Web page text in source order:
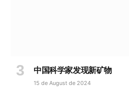
中国科学家发现新矿物
15 de August de 2024